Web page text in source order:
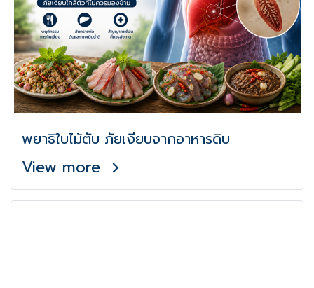
พยาธิใบไม้ตับ ภัยเงียบจากอาหารดิบ
View more